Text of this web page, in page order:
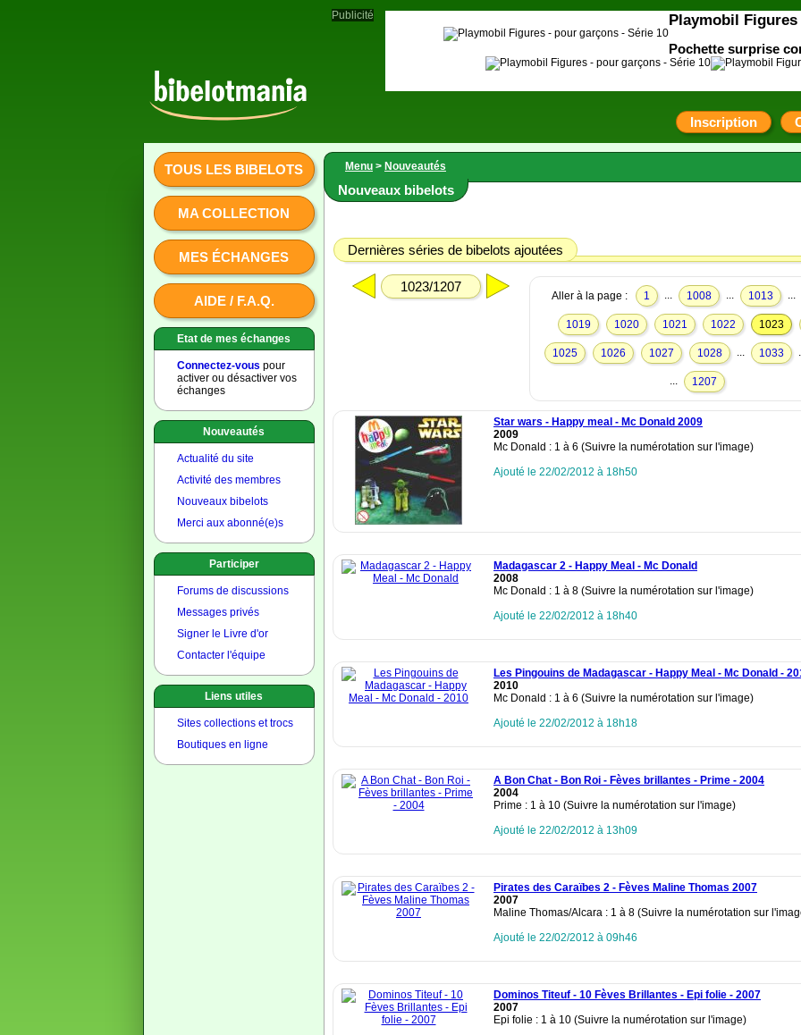
Inscription
TOUS LES BIBELOTS
MA COLLECTION
MES ÉCHANGES
AIDE / F.A.Q.
Etat de mes échanges
Connectez-vous pour
activer ou désactiver vos
échanges
Nouveautés
Actualité du site
Activité des membres
Nouveaux bibelots
Merci aux abonné(e)s
Participer
Forums de discussions
Messages privés
Signer le Livre d'or
Contacter l'équipe
Liens utiles
Sites collections et trocs
Boutiques en ligne
Menu > Nouveautés
Nouveaux bibelots
Dernières séries de bibelots ajoutées
1023/1207
Aller à la page : 1 ... 1008 ... 1013 ...
1019 1020 1021 1022 1023
1025 1026 1027 1028 ... 1033
... 1207
Star wars - Happy meal - Mc Donald 2009
2009
Mc Donald : 1 à 6 (Suivre la numérotation sur l'image)
Ajouté le 22/02/2012 à 18h50
Madagascar 2 - Happy Meal - Mc Donald
2008
Mc Donald : 1 à 8 (Suivre la numérotation sur l'image)
Ajouté le 22/02/2012 à 18h40
Les Pingouins de Madagascar - Happy Meal - Mc Donald -
2010
Mc Donald : 1 à 6 (Suivre la numérotation sur l'image)
Ajouté le 22/02/2012 à 18h18
A Bon Chat - Bon Roi - Fèves brillantes - Prime - 2004
2004
Prime : 1 à 10 (Suivre la numérotation sur l'image)
Ajouté le 22/02/2012 à 13h09
Pirates des Caraïbes 2 - Fèves Maline Thomas 2007
2007
Maline Thomas/Alcara : 1 à 8 (Suivre la numérotation sur
Ajouté le 22/02/2012 à 09h46
Dominos Titeuf - 10 Fèves Brillantes - Epi folie - 2007
2007
Epi folie : 1 à 10 (Suivre la numérotation sur l'image)
Publicité Playmobil
Pochette surprise